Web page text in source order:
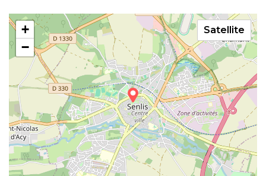
+
−
Satellite